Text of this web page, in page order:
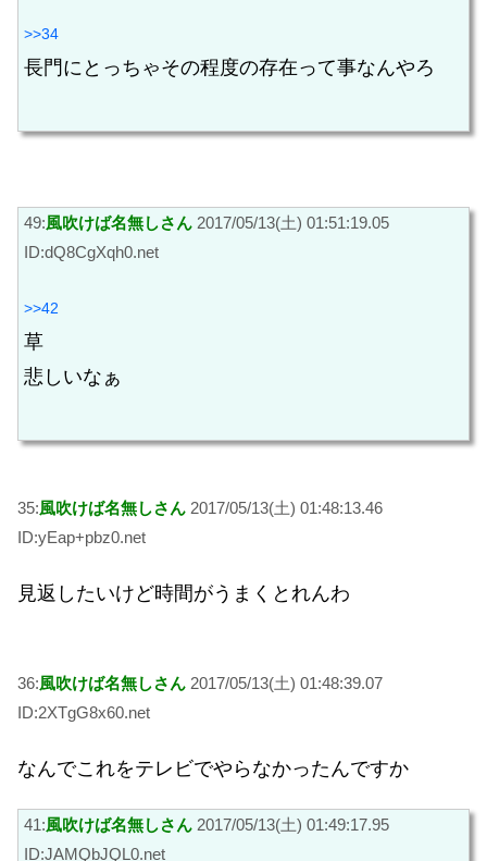
>>34
長門にとっちゃその程度の存在って事なんやろ
49:風吹けば名無しさん 2017/05/13(土) 01:51:19.05
ID:dQ8CgXqh0.net
>>42
草
悲しいなぁ
35:風吹けば名無しさん 2017/05/13(土) 01:48:13.46
ID:yEap+pbz0.net
見返したいけど時間がうまくとれんわ
36:風吹けば名無しさん 2017/05/13(土) 01:48:39.07
ID:2XTgG8x60.net
なんでこれをテレビでやらなかったんですか
41:風吹けば名無しさん 2017/05/13(土) 01:49:17.95
ID:JAMQbJQL0.net